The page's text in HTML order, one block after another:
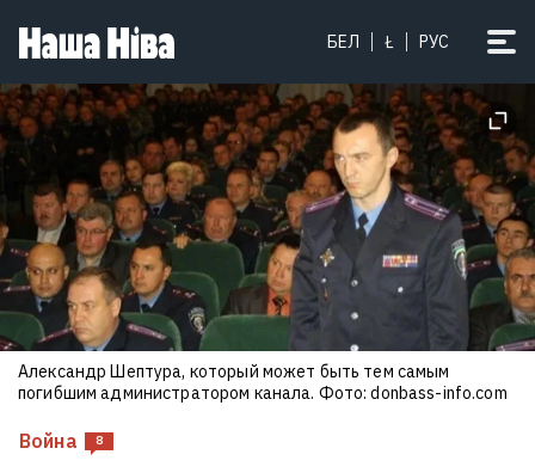
БЕЛ Ł РУС
Война 8
Александр Шептура, который может быть тем самым
погибшим администратором канала. Фото: donbass-info.com
«Я стал счастливым». Работа на
стройке приносит хорошие
деньги, а общественная
активность — моральную силу.
Бывший калиновец Кусь
рассказал о том, как вернул
внутреннее равновесие
10